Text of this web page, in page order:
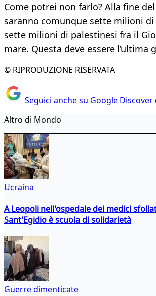
Come potrei non farlo? Alla fine
saranno comunque sette milioni
sette milioni di palestinesi fra il
mare. Questa deve essere l’ultima
© RIPRODUZIONE RISERVATA
Seguici anche su Google Discover
Altro di Mondo
Ucraina
A Leopoli nell'ospedale dei medici
Sant'Egidio è scuola di solidarietà
Guerre dimenticate